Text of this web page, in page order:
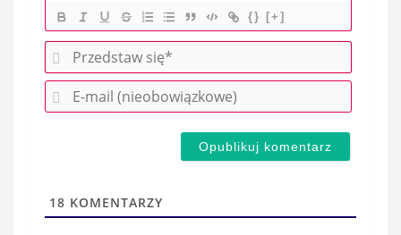
{} [+]
P
r
e
w
E
-
(
18 KOMENTARZY